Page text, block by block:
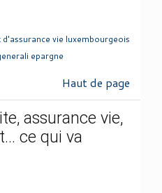
d'assurance vie luxembourgeois
epargne
Haut de page
assurance vie,
ce qui va